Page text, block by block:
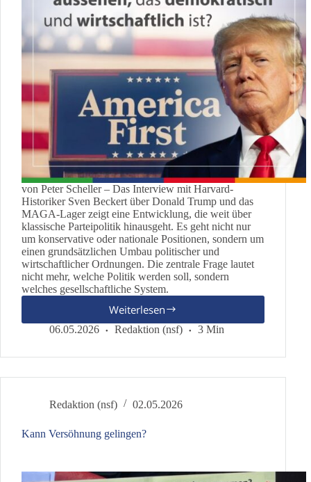
von Peter Scheller – Das Interview mit Harvard-
Historiker Sven Beckert über Donald Trump und das
MAGA-Lager zeigt eine Entwicklung, die weit über
klassische Parteipolitik hinausgeht. Es geht nicht nur
um konservative oder nationale Positionen, sondern um
einen grundsätzlichen Umbau politischer und
wirtschaftlicher Ordnungen. Die zentrale Frage lautet
nicht mehr, welche Politik werden soll, sondern
welches gesellschaftliche System.
Weiterlesen
Zwischen
„America
und
06.05.2026 Redaktion (nsf) 3 Min
Redaktion (nsf) 02.05.2026
Kann Versöhnung gelingen?